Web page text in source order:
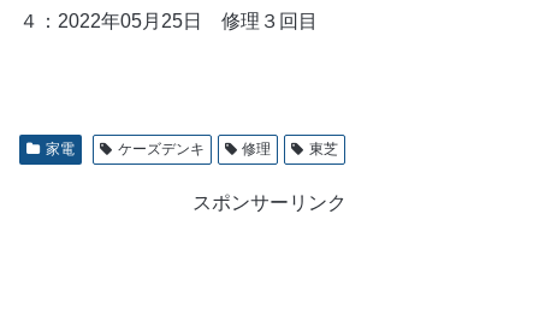
４：2022年05月25日 修理３回目
家電 ケーズデンキ 修理 東芝
スポンサーリンク